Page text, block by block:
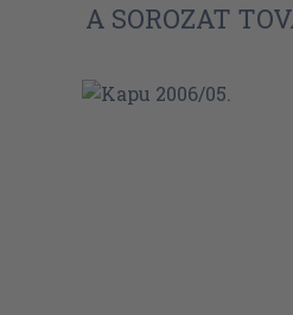
A SOROZAT